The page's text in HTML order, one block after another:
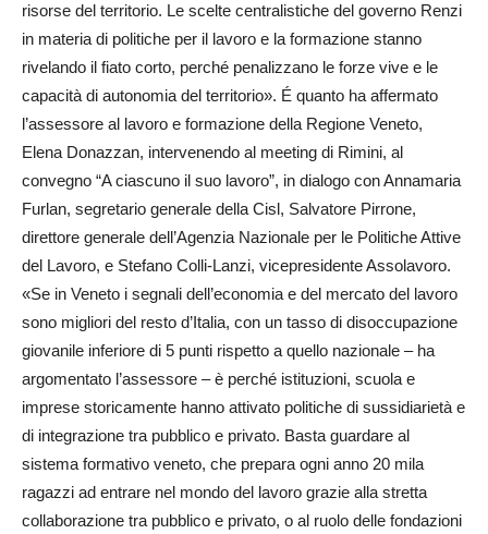
risorse del territorio. Le scelte centralistiche del governo Renzi
in materia di politiche per il lavoro e la formazione stanno
rivelando il fiato corto, perché penalizzano le forze vive e le
capacità di autonomia del territorio». É quanto ha affermato
l’assessore al lavoro e formazione della Regione Veneto,
Elena Donazzan, intervenendo al meeting di Rimini, al
convegno “A ciascuno il suo lavoro”, in dialogo con Annamaria
Furlan, segretario generale della Cisl, Salvatore Pirrone,
direttore generale dell’Agenzia Nazionale per le Politiche Attive
del Lavoro, e Stefano Colli-Lanzi, vicepresidente Assolavoro.
«Se in Veneto i segnali dell’economia e del mercato del lavoro
sono migliori del resto d’Italia, con un tasso di disoccupazione
giovanile inferiore di 5 punti rispetto a quello nazionale – ha
argomentato l’assessore – è perché istituzioni, scuola e
imprese storicamente hanno attivato politiche di sussidiarietà e
di integrazione tra pubblico e privato. Basta guardare al
sistema formativo veneto, che prepara ogni anno 20 mila
ragazzi ad entrare nel mondo del lavoro grazie alla stretta
collaborazione tra pubblico e privato, o al ruolo delle fondazioni